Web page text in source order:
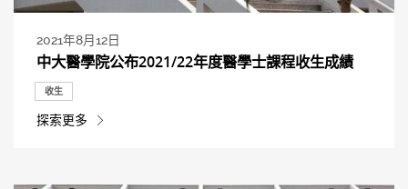
2021年8月12日
中大醫學院公布2021/22年度醫學士課程收生成績
收生
探索更多